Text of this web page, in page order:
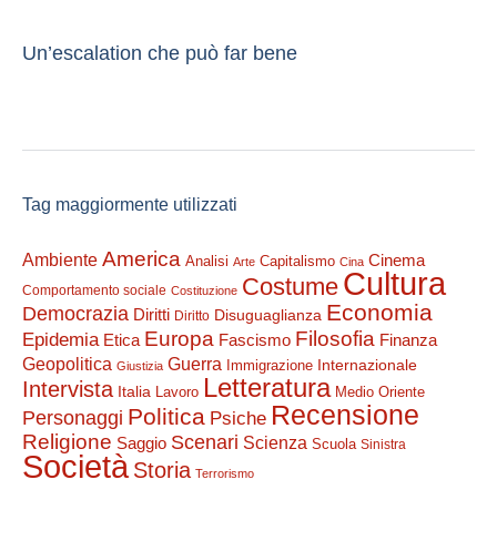
Un’escalation che può far bene
Tag maggiormente utilizzati
Ambiente America Analisi Arte Capitalismo Cina Cinema
Comportamento sociale Costituzione Costume Cultura
Democrazia Diritti Diritto Disuguaglianza Economia
Epidemia Etica Europa Fascismo Filosofia Finanza
Geopolitica Giustizia Guerra Immigrazione Internazionale
Intervista Italia Lavoro Letteratura Medio Oriente
Personaggi Politica Psiche Recensione
Religione Saggio Scenari Scienza Scuola Sinistra
Società Storia Terrorismo